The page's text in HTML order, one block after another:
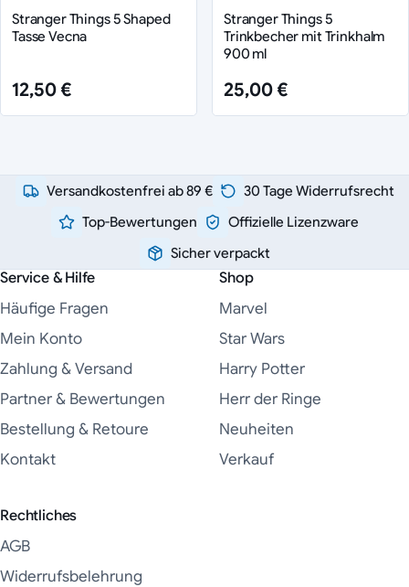
Stranger Things 5 Shaped
Tasse Vecna
12,50 €
Stranger Things 5
Trinkbecher mit Trinkhalm
900 ml
25,00 €
Versandkostenfrei ab 89 €
30 Tage Widerrufsrecht
Top-Bewertungen
Offizielle Lizenzware
Sicher verpackt
Service & Hilfe
Häufige Fragen
Mein Konto
Zahlung & Versand
Partner & Bewertungen
Bestellung & Retoure
Kontakt
Shop
Marvel
Star Wars
Harry Potter
Herr der Ringe
Neuheiten
Verkauf
Rechtliches
AGB
Widerrufsbelehrung